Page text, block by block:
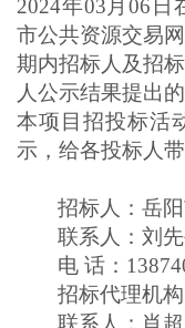
2024年03 月06 日
市公共资源交易
期内招标人及招
人公示结果提出
本项目招投标活
示，给各投标人
招标人：岳
联系人：刘
电 话：
招标代理机
联系人：肖